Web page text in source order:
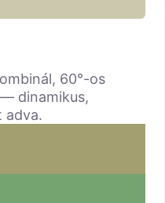
60°-os
dinamikus,
adva.